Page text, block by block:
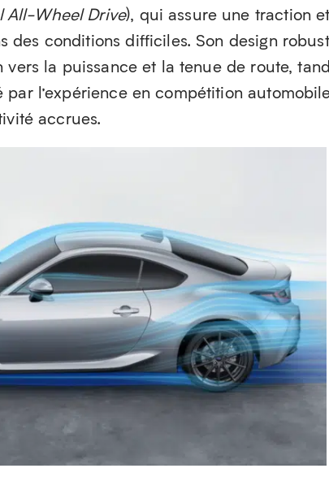
All-Wheel Drive), qui assure une traction
des conditions difficiles. Son design
la puissance et la tenue de route,
l’expérience en compétition
accrues.